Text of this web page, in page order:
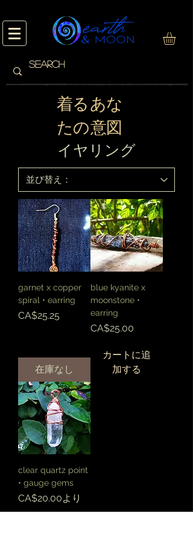
着る あな
たの 意図
イヤリング
garnet x copper
spiral • earring
価格
CA$25.25
在庫なし
blue kyanite x
moonstone •
earring
価格
CA$25.00
カートに追
加する
clear quartz point
• gauge gems
CA$20.00より
セール価格